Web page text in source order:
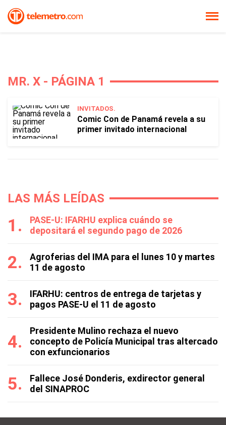
MR. X - PÁGINA 1
INVITADOS.
Comic Con de Panamá revela a su
primer invitado internacional
LAS MÁS LEÍDAS
PASE-U: IFARHU explica cuándo se
depositará el segundo pago de 2026
Agroferias del IMA para el lunes 10 y martes
11 de agosto
IFARHU: centros de entrega de tarjetas y
pagos PASE-U el 11 de agosto
Presidente Mulino rechaza el nuevo
concepto de Policía Municipal tras altercado
con exfuncionarios
Fallece José Donderis, exdirector general
del SINAPROC